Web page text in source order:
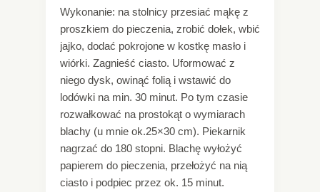
Wykonanie: na stolnicy przesiać mąkę z
proszkiem do pieczenia, zrobić dołek, wbić
jajko, dodać pokrojone w kostkę masło i
wiórki. Zagnieść ciasto. Uformować z
niego dysk, owinąć folią i wstawić do
lodówki na min. 30 minut. Po tym czasie
rozwałkować na prostokąt o wymiarach
blachy (u mnie ok.25×30 cm). Piekarnik
nagrzać do 180 stopni. Blachę wyłożyć
papierem do pieczenia, przełożyć na nią
ciasto i podpiec przez ok. 15 minut.